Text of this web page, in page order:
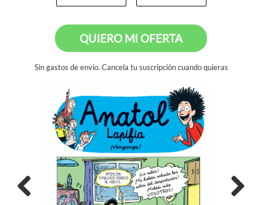
QUIERO MI OFERTA
Sin gastos de envío. Cancela tu suscripción cuando quieras